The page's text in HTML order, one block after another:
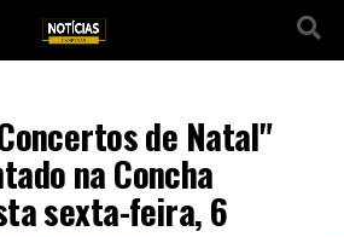
de Natal"
na Concha
sexta-feira, 6